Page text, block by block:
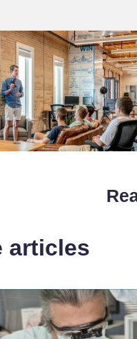
articles